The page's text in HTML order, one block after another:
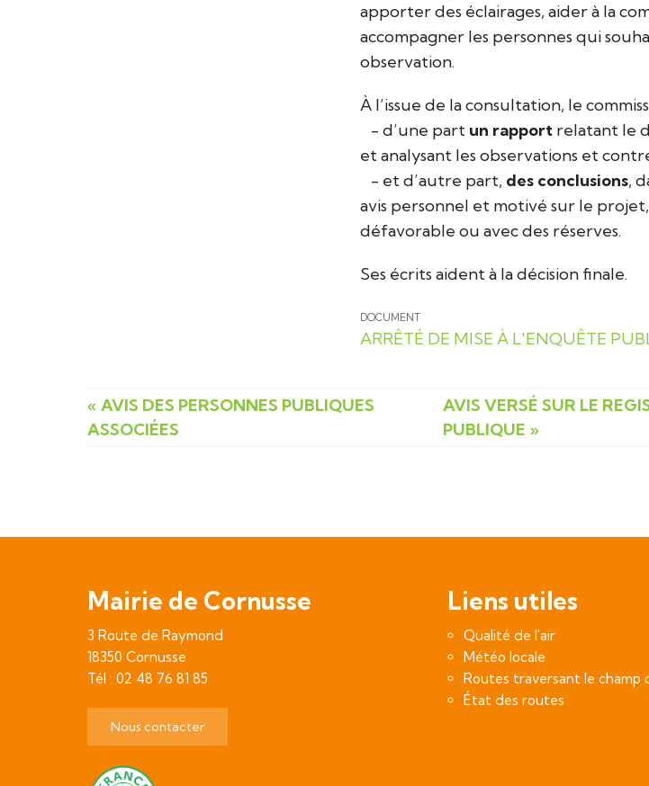
apporter des éclairages, aider à la
accompagner les personnes qui
observation.
À l’issue de la consultation, le
- d’une part un rapport relatant le
et analysant les observations et
- et d’autre part, des conclusions,
avis personnel et motivé sur le
défavorable ou avec des réserves.
Ses écrits aident à la décision finale.
DOCUMENT
ARRÊTÉ DE MISE À L'ENQUÊTE
« AVIS DES PERSONNES PUBLIQUES
ASSOCIÉES
AVIS VERSÉ SUR LE
PUBLIQUE »
Mairie de Cornusse
3 Route de Raymond
18350 Cornusse
Tél : 02 48 76 81 85
Nous contacter
Liens utiles
Qualité de l'air
Météo locale
Routes traversant le champ
État des routes